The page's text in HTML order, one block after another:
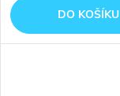
DO KOŠÍKU